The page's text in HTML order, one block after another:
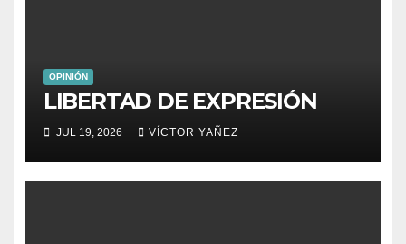
OPINIÓN
LIBERTAD DE EXPRESIÓN
JUL 19, 2026 VÍCTOR YAÑEZ